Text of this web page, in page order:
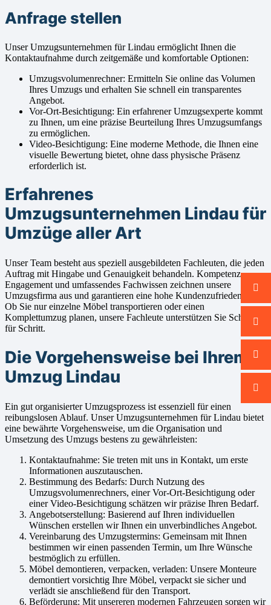
Anfrage stellen
Unser Umzugsunternehmen für Lindau ermöglicht Ihnen die
Kontaktaufnahme durch zeitgemäße und komfortable Optionen:
Umzugsvolumenrechner: Ermitteln Sie online das Volumen
Ihres Umzugs und erhalten Sie schnell ein transparentes
Angebot.
Vor-Ort-Besichtigung: Ein erfahrener Umzugsexperte kommt
zu Ihnen, um eine präzise Beurteilung Ihres Umzugsumfangs
zu ermöglichen.
Video-Besichtigung: Eine moderne Methode, die Ihnen eine
visuelle Bewertung bietet, ohne dass physische Präsenz
erforderlich ist.
Erfahrenes
Umzugsunternehmen Lindau für
Umzüge aller Art
Unser Team besteht aus speziell ausgebildeten Fachleuten, die jeden
Auftrag mit Hingabe und Genauigkeit behandeln. Kompetenz,
Engagement und umfassendes Fachwissen zeichnen unsere
Umzugsfirma aus und garantieren eine hohe Kundenzufriedenheit.
Ob Sie nur einzelne Möbel transportieren oder einen
Komplettumzug planen, unsere Fachleute unterstützen Sie Schritt
für Schritt.
Die Vorgehensweise bei Ihrem
Umzug Lindau
Ein gut organisierter Umzugsprozess ist essenziell für einen
reibungslosen Ablauf. Unser Umzugsunternehmen für Lindau bietet
eine bewährte Vorgehensweise, um die Organisation und
Umsetzung des Umzugs bestens zu gewährleisten:
Kontaktaufnahme: Sie treten mit uns in Kontakt, um erste
Informationen auszutauschen.
Bestimmung des Bedarfs: Durch Nutzung des
Umzugsvolumenrechners, einer Vor-Ort-Besichtigung oder
einer Video-Besichtigung schätzen wir präzise Ihren Bedarf.
Angebotserstellung: Basierend auf Ihren individuellen
Wünschen erstellen wir Ihnen ein unverbindliches Angebot.
Vereinbarung des Umzugstermins: Gemeinsam mit Ihnen
bestimmen wir einen passenden Termin, um Ihre Wünsche
bestmöglich zu erfüllen.
Möbel demontieren, verpacken, verladen: Unsere Monteure
demontiert vorsichtig Ihre Möbel, verpackt sie sicher und
verlädt sie anschließend für den Transport.
Beförderung: Mit unsereren modernen Fahrzeugen sorgen wir